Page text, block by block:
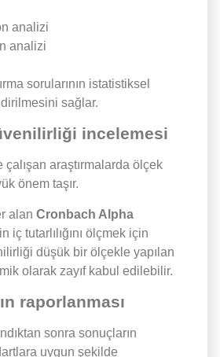
analizi
analizi
sorularının istatistiksel
sağlar.
incelemesi
araştırmalarda ölçek
önem taşır.
alan Cronbach Alpha
iç tutarlılığını ölçmek için
düşük bir ölçekle yapılan
olarak zayıf kabul edilebilir.
raporlanması
sonra sonuçların
uygun şekilde